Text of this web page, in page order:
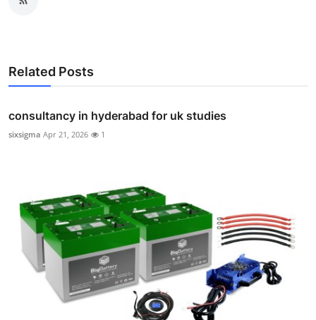
Related Posts
consultancy in hyderabad for uk studies
sixsigma Apr 21, 2026 1